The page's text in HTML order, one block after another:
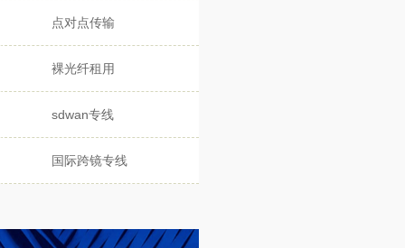
点对点传输
裸光纤租用
sdwan专线
国际跨镜专线